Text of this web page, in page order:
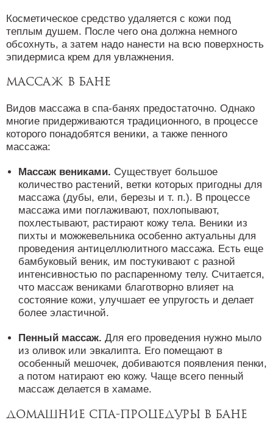
Косметическое средство удаляется с кожи под
теплым душем. После чего она должна немного
обсохнуть, а затем надо нанести на всю поверхность
эпидермиса крем для увлажнения.
Массаж в бане
Видов массажа в спа-банях предостаточно. Однако
многие придерживаются традиционного, в процессе
которого понадобятся веники, а также пенного
массажа:
Массаж вениками. Существует большое
количество растений, ветки которых пригодны для
массажа (дубы, ели, березы и т. п.). В процессе
массажа ими поглаживают, похлопывают,
похлестывают, растирают кожу тела. Веники из
пихты и можжевельника особенно актуальны для
проведения антицеллюлитного массажа. Есть еще
бамбуковый веник, им постукивают с разной
интенсивностью по распаренному телу. Считается,
что массаж вениками благотворно влияет на
состояние кожи, улучшает ее упругость и делает
более эластичной.
Пенный массаж. Для его проведения нужно мыло
из оливок или эвкалипта. Его помещают в
особенный мешочек, добиваются появления пенки,
а потом натирают ею кожу. Чаще всего пенный
массаж делается в хамаме.
Домашние спа-процедуры в бане